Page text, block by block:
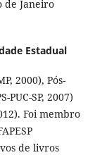
de Janeiro
Estadual
2000), Pós-
PUC-SP, 2007)
Foi membro
de livros